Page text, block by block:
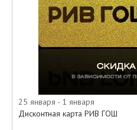
25 января - 1 января
Дисконтная карта РИВ ГОШ